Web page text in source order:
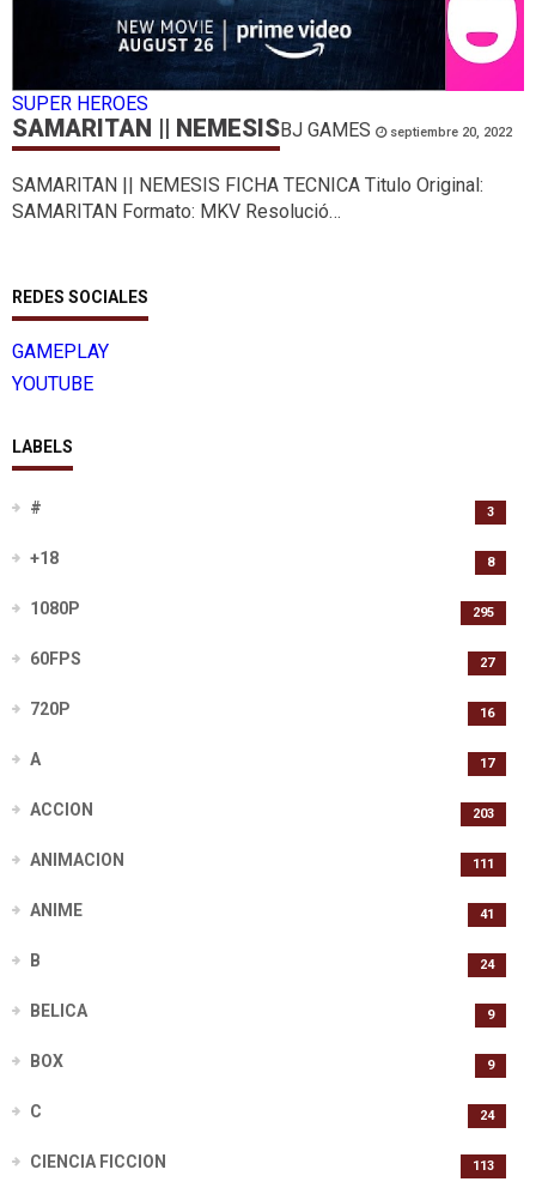
SUPER HEROES
SAMARITAN || NEMESISBJ GAMES septiembre 20, 2022
SAMARITAN || NEMESIS FICHA TECNICA Titulo Original:
SAMARITAN Formato: MKV Resolució…
REDES SOCIALES
GAMEPLAY
YOUTUBE
LABELS
# 3
+18 8
1080P 295
60FPS 27
720P 16
A 17
ACCION 203
ANIMACION 111
ANIME 41
B 24
BELICA 9
BOX 9
C 24
CIENCIA FICCION 113